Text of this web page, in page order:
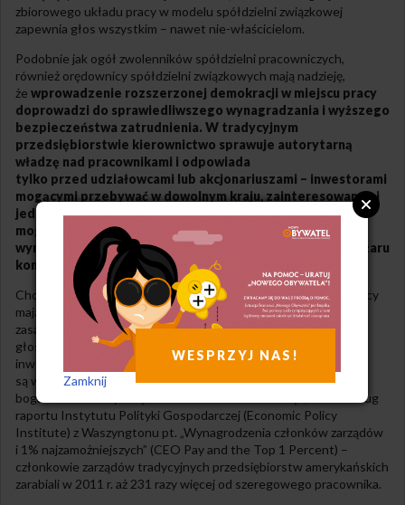
zbiorowego układu pracy w modelu spółdzielni związkowej
zapewnia głos wszystkim – nawet nie-właścicielom.
Podobnie jak ogół zwolenników spółdzielni pracowniczych,
również orędownicy spółdzielni związkowych mają nadzieję,
że wprowadzenie rozszerzonej demokracji w miejscu pracy
doprowadzi do sprawiedliwszego wynagradzania i wyższego
bezpieczeństwa zatrudnienia. W tradycyjnym
przedsiębiorstwie kierownictwo sprawuje autorytarną
władzę nad pracownikami i odpowiada
tylko przed udziałowcami lub akcjonariuszami – inwestorami
mogącymi przebywać w dowolnym kraju, zainteresowanymi
jednym: jak najwyższym zwrotem z inwestycji. Inwestorzy
mogą wymuszać maksymalizację zysków kosztem cięć
wynagrodzeń i zatrudnienia, nie odczuwając przy tym ciężaru
konsekwencji tych działań.
Choć istnieją tradycyjne przedsiębiorstwa, w których pracownicy
mają udziały, to jednak obowiązuje w nich nie demokratyczna
zasada „jedna osoba = jeden głos”, lecz kapitalistyczna reguła
głosowania udziałami. Wysoko opłacani dyrektorzy i zamożni
inwestorzy zewnętrzni dysponujący większością udziałów
są w takiej sytuacji zawsze górą. Prowadzi to do konsolidacji
bogactwa i władzy w rękach niewielu. Nie dziwi więc, że – według
raportu Instytutu Polityki Gospodarczej (Economic Policy
Institute) z Waszyngtonu pt. „Wynagrodzenia członków zarządów
i 1% najzamożniejszych” (CEO Pay and the Top 1 Percent) –
członkowie zarządów tradycyjnych przedsiębiorstw amerykańskich
zarabiali w 2011 r. aż 231 razy więcej od szeregowego pracownika.
WESPRZYJ NAS!
Zamknij